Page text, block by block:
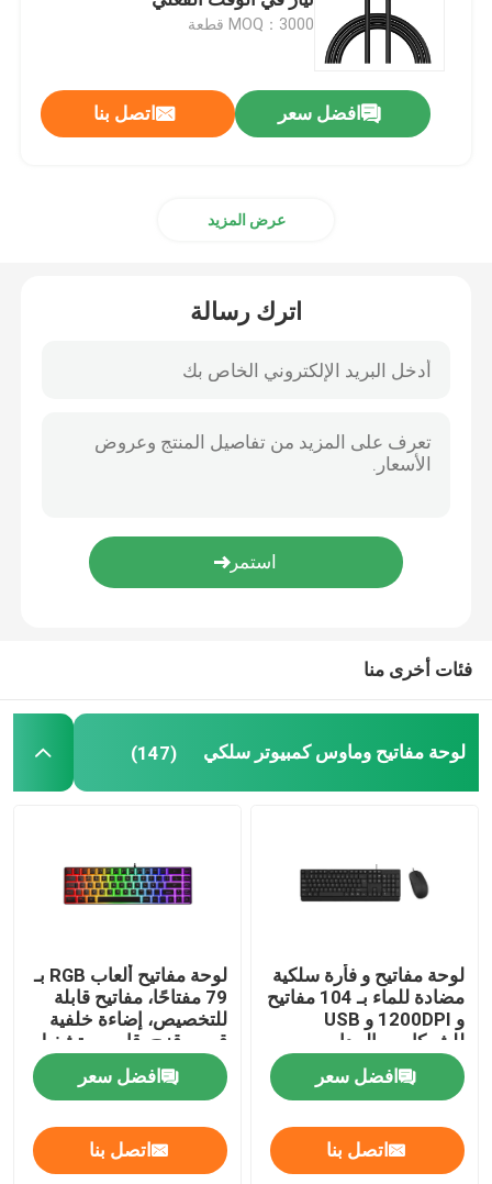
سماعة كمبيوتر سلكية
سماعة كمبيوتر سلكية
مكبر صوت لاسلكي متعدد الوظائف
لوحة مفاتيح وماوس لاسلكية
ألعاب كمبيوتر PSU
شاشة كمبيوتر FHD
وسادة تبريد الحاسوب المحمول
شاحن هاتف سريع
كابل بيانات عالية السرعة
مروحة محمولة
مسدس تدليك العضلات
MOQ：3000 قطعة
افضل سعر اتصل بنا
عرض المزيد
اترك رسالة
فئات أخرى منا
لوحة مفاتيح وماوس كمبيوتر سلكي (147)
لوحة مفاتيح و فأرة سلكية
مضادة للماء بـ 104 مفاتيح
و 1200DPI و USB
للشركات و المدارس
افضل سعر
اتصل بنا
لوحة مفاتيح ألعاب RGB بـ
79 مفتاحًا، مفاتيح قابلة
للتخصيص، إضاءة خلفية
قوس قزح، قابس وتشغيل
USB
افضل سعر
اتصل بنا